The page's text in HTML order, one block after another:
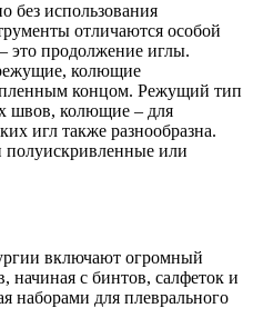
без использования
отличаются особой
это продолжение иглы.
колющие
концом. Режущий тип
швов, колющие – для
игл также разнообразна.
полуискривленные или
включают огромный
начиная с бинтов, салфеток и
наборами для плеврального